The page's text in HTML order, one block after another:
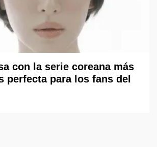
con la serie coreana más
perfecta para los fans del